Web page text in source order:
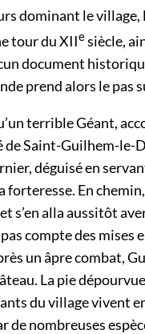
dominant le
tour du XIIesiècle,
document
prend alors le pas
terrible Géant,
de Saint-Guilhem-le-
déguisé en
forteresse. En
s’en alla aussitôt
compte des mises
un âpre combat,
La pie
du village vivent
de nombreuses